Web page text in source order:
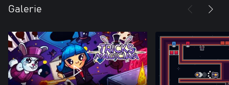
Galerie